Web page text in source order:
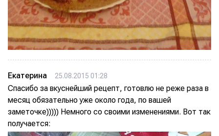
Екатерина 25.08.2015 01:28
Спасибо за вкуснейший рецепт, готовлю не реже раза в
месяц обязательно уже около года, по вашей
заметочке))))) Немного со своими изменениями. Вот так
получается: